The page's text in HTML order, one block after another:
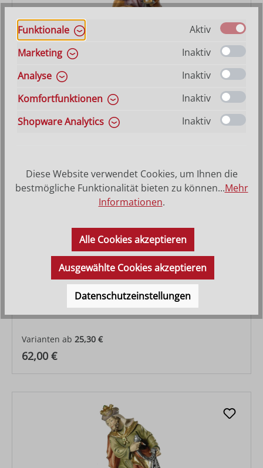
Josef
Regulärer Preis:
68,00 €
Gloriaengel
Varianten ab 25,30 €
Regulärer Preis:
62,00 €
Funktionale
Aktiv
Marketing
Inaktiv
Analyse
Inaktiv
Komfortfunktionen
Inaktiv
Shopware Analytics
Inaktiv
Diese Website verwendet Cookies, um Ihnen die
bestmögliche Funktionalität bieten zu können...Mehr
Informationen.
Alle Cookies akzeptieren
Ausgewählte Cookies akzeptieren
Datenschutzeinstellungen